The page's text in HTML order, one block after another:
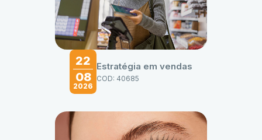
22
08
2026
Estratégia em vendas
COD: 40685